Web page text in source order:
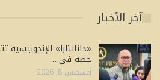
آخر الأخبار
«دانانتارا»
حصة في…
أغسطس 8, 2026